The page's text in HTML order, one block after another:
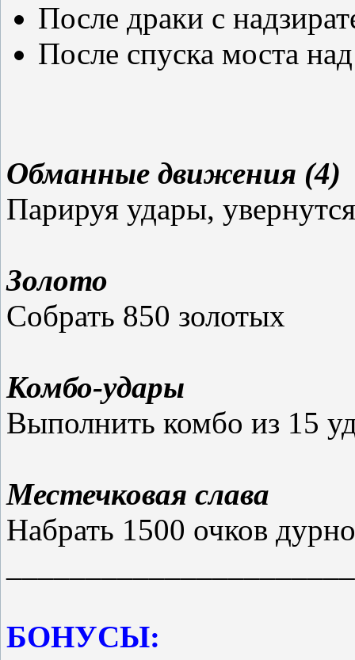
После драки с
После спуска моста
Обманные движения (4)
Парируя удары,
Золото
Собрать 850 золотых
Комбо-удары
Выполнить комбо из 15
Местечковая слава
Набрать 1500 очков
БОНУСЫ: